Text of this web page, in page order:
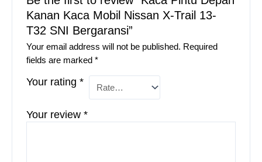
Kanan Kaca Mobil Nissan X-Trail 13-
T32 SNI Bergaransi”
Your email address will not be published. Required
fields are marked*
Your rating*
Your review*